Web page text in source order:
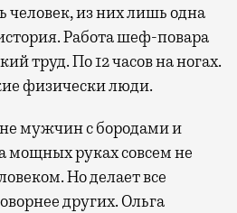
человек, из них лишь одна
Работа шеф-повара
труд. По 12 часов на ногах.
физически люди.
мужчин с бородами и
мощных руках совсем не
Но делает все
других. Ольга